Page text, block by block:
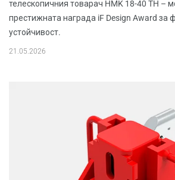
телескопичния товарач HMK 18-40 TH –
престижната награда iF Design Award за
устойчивост.
21.05.2026